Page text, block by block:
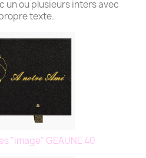
un ou plusieurs inters avec
texte.
"image" GEAUNE 40